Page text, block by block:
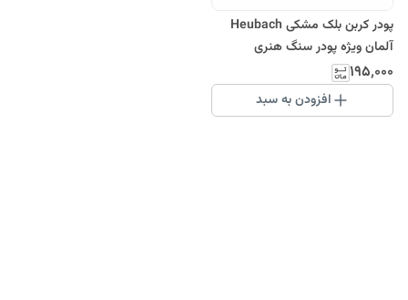
پودر کربن بلک مشکی Heubach
آلمان ویژه پودر سنگ هنری
۱۹۵٬۰۰۰
افزودن به سبد